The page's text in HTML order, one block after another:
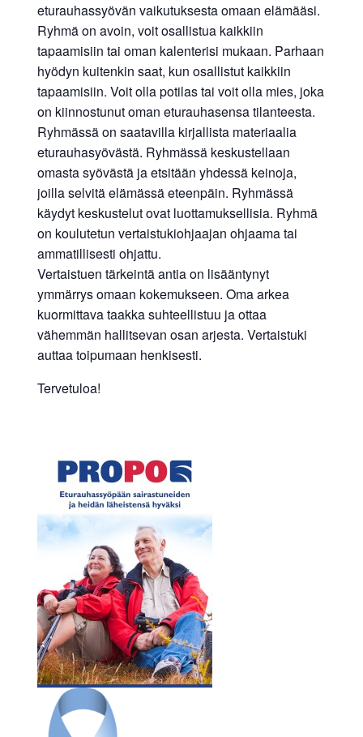
eturauhassyövän vaikutuksesta omaan elämääsi.
Ryhmä on avoin, voit osallistua kaikkiin
tapaamisiin tai oman kalenterisi mukaan. Parhaan
hyödyn kuitenkin saat, kun osallistut kaikkiin
tapaamisiin. Voit olla potilas tai voit olla mies, joka
on kiinnostunut oman eturauhasensa tilanteesta.
Ryhmässä on saatavilla kirjallista materiaalia
eturauhasyövästä. Ryhmässä keskustellaan
omasta syövästä ja etsitään yhdessä keinoja,
joilla selvitä elämässä eteenpäin. Ryhmässä
käydyt keskustelut ovat luottamuksellisia. Ryhmä
on koulutetun vertaistukiohjaajan ohjaama tai
ammatillisesti ohjattu.
Vertaistuen tärkeintä antia on lisääntynyt
ymmärrys omaan kokemukseen. Oma arkea
kuormittava taakka suhteellistuu ja ottaa
vähemmän hallitsevan osan arjesta. Vertaistuki
auttaa toipumaan henkisesti.
Tervetuloa!